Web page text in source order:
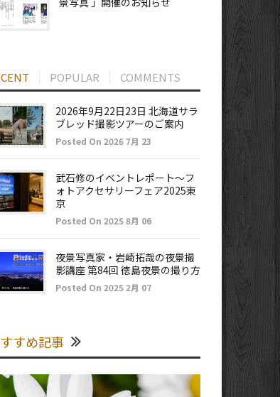
POPULAR COMMENTS
2026年9月22日23日 北海道サラ
ブレッド撮影ツアーのご案内
Posted On 2026 7月 23
武石修のイベントレポート～フ
ォトアクセサリーフェア2025東
京
Posted On 2025 8月 06
夜景写真家・岩崎拓哉の夜景撮
影講座 第84回 徳島夜景の撮り方
Posted On 2025 2月 07
すめ記事